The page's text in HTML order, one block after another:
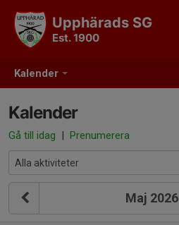
Kalender
Upphärads SG
Est. 1900
Kalender
Gå till idag | Prenumerera
Maj 2026